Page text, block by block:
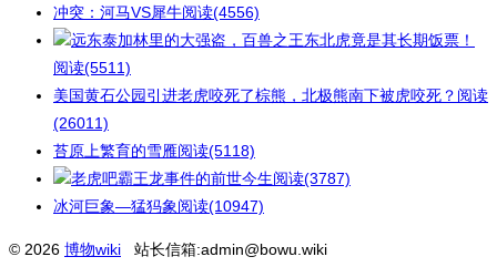
冲突：河马VS犀牛阅读(4556)
远东泰加林里的大强盗，百兽之王东北虎竟是其长期饭票！
阅读(5511)
美国黄石公园引进老虎咬死了棕熊，北极熊南下被虎咬死？ 阅读
(26011)
苔原上繁育的雪雁阅读(5118)
老虎吧霸王龙事件的前世今生阅读(3787)
冰河巨象—猛犸象阅读(10947)
© 2026 博物wiki 站长信箱:admin@bowu.wiki